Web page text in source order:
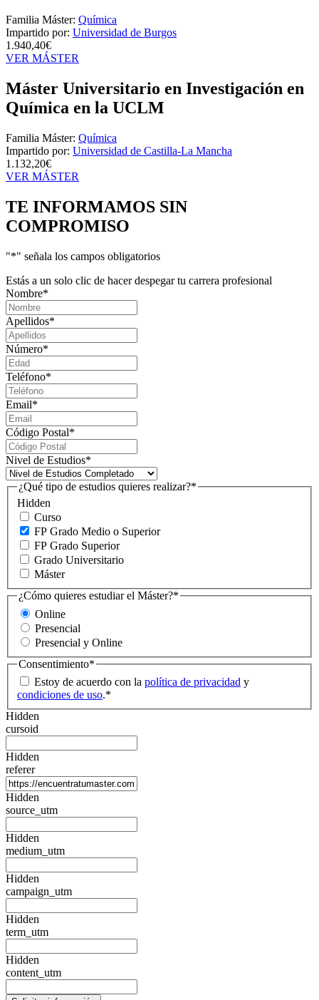
Familia Máster: Química
Impartido por: Universidad de Burgos
1.940,40€
VER MÁSTER
Máster Universitario en Investigación en
Química en la UCLM
Familia Máster: Química
Impartido por: Universidad de Castilla-La Mancha
1.132,20€
VER MÁSTER
TE INFORMAMOS SIN
COMPROMISO
"*" señala los campos obligatorios
Estás a un solo clic de hacer despegar tu carrera profesional
Nombre*
Apellidos*
Número*
Teléfono*
Email*
Código Postal*
Nivel de Estudios*
Hidden
¿Qué tipo de estudios quieres realizar?*
Curso
FP Grado Medio o Superior
FP Grado Superior
Grado Universitario
Máster
¿Cómo quieres estudiar el Máster?*
Online
Presencial
Presencial y Online
Consentimiento*
Estoy de acuerdo con la política de privacidad y
condiciones de uso.*
Hidden
cursoid
Hidden
referer
Hidden
source_utm
Hidden
medium_utm
Hidden
campaign_utm
Hidden
term_utm
Hidden
content_utm